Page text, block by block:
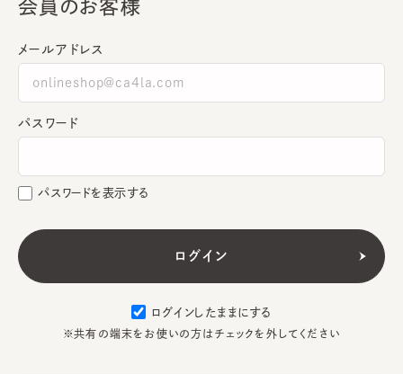
会員のお客様
メールアドレス
パスワード
パスワードを表示する
ログインしたままにする
※共有の端末をお使いの方はチェックを外してください